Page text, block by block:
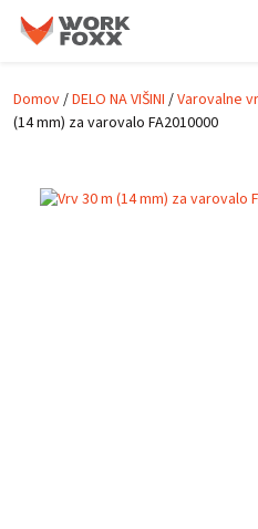
Domov/DELO NA VIŠINI /Varovalne
(14 mm) za varovalo FA2010000